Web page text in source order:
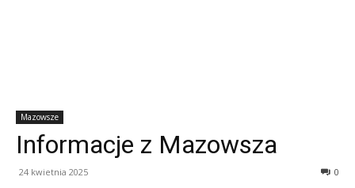
Mazowsze
Informacje z Mazowsza
24 kwietnia 2025 0